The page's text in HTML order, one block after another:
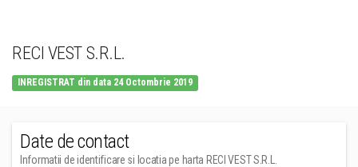
RECI VEST S.R.L.
INREGISTRAT din data 24 Octombrie 2019
Date de contact
Informatii de identificare si locatia pe harta RECI VEST S.R.L.